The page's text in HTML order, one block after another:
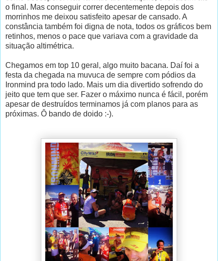
o final. Mas conseguir correr decentemente depois dos
morrinhos me deixou satisfeito apesar de cansado. A
constância também foi digna de nota, todos os gráficos bem
retinhos, menos o pace que variava com a gravidade da
situação altimétrica.
Chegamos em top 10 geral, algo muito bacana. Daí foi a
festa da chegada na muvuca de sempre com pódios da
Ironmind pra todo lado. Mais um dia divertido sofrendo do
jeito que tem que ser. Fazer o máximo nunca é fácil, porém
apesar de destruídos terminamos já com planos para as
próximas. Ô bando de doido :-).